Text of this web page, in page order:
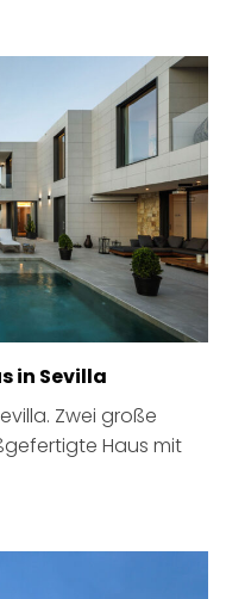
in Sevilla
Zwei große
Haus mit